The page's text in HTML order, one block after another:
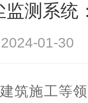
监测系统
2024-01-
筑施工等